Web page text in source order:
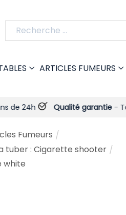
ARTICLES FUMEURS
Qualité garantie- Toujours !
Fumeurs /
tuber : Cigarette shooter /
white